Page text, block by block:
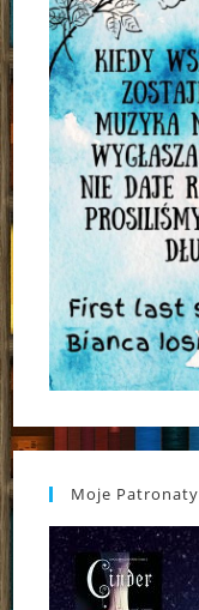
Moje Patronaty